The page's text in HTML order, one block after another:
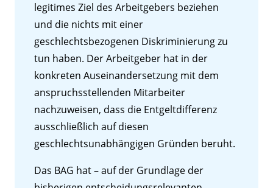
legitimes Ziel des Arbeitgebers beziehen
und die nichts mit einer
geschlechtsbezogenen Diskriminierung zu
tun haben. Der Arbeitgeber hat in der
konkreten Auseinandersetzung mit dem
anspruchsstellenden Mitarbeiter
nachzuweisen, dass die Entgeltdifferenz
ausschließlich auf diesen
geschlechtsunabhängigen Gründen beruht.
Das BAG hat – auf der Grundlage der